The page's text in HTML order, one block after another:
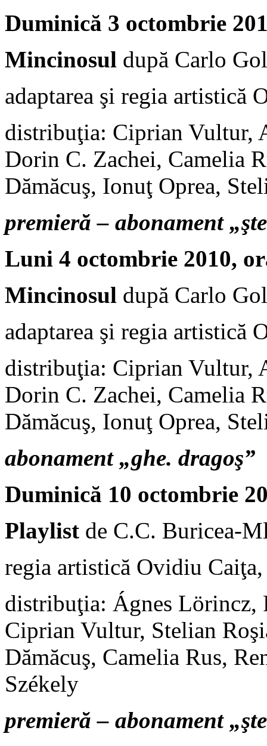
Duminică 3 octombrie
Mincinosul după Carlo
adaptarea şi regia artistică
distribuţia: Ciprian Vultur,
Dorin C. Zachei, Camelia
Dămăcuş, Ionuţ Oprea,
premieră – abonament
Luni 4 octombrie 2010,
Mincinosul după Carlo
adaptarea şi regia artistică
distribuţia: Ciprian Vultur,
Dorin C. Zachei, Camelia
Dămăcuş, Ionuţ Oprea,
abonament „ghe. dragoş”
Duminică 10 octombrie
Playlist de C.C. Buricea-
regia artistică Ovidiu
distribuţia: Ágnes Lörincz,
Ciprian Vultur, Stelian
Dămăcuş, Camelia Rus,
Székely
premieră – abonament